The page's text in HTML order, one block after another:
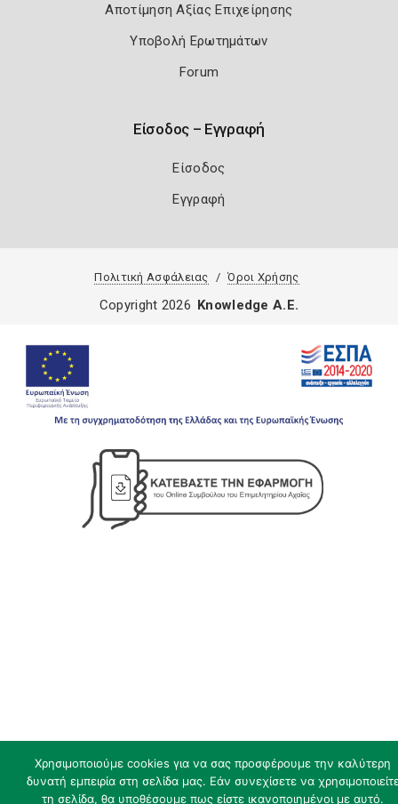
Αποτίμηση Αξίας Επιχείρησης
Υποβολή Ερωτημάτων
Forum
Είσοδος – Εγγραφή
Είσοδος
Εγγραφή
Πολιτική Ασφάλειας Όροι Χρήσης
Χρησιμοποιούμε cookies για να σας προσφέρουμε την καλύτερη
δυνατή εμπειρία στη σελίδα μας. Εάν συνεχίσετε να
τη σελίδα, θα υποθέσουμε πως είστε ικανοποιημένοι με αυτό.
Copyright 2026 Knowledge A.E.